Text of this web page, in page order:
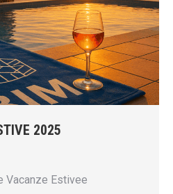
2025
Vacanze Estivee